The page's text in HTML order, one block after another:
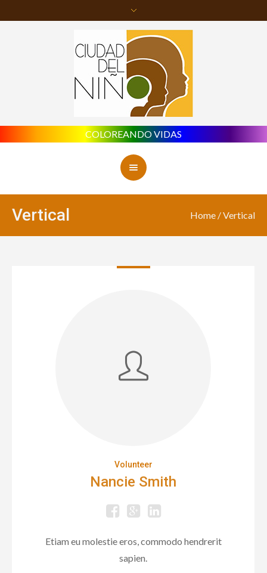
COLOREANDO VIDAS
Vertical Home /Vertical
Volunteer
Nancie Smith
Etiam eu molestie eros, commodo hendrerit
sapien.